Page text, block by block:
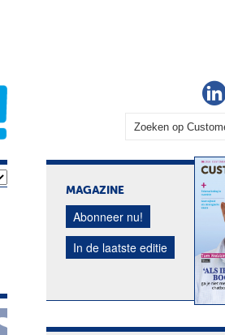
MAGAZINE
Abonneer nu!
In de laatste editie